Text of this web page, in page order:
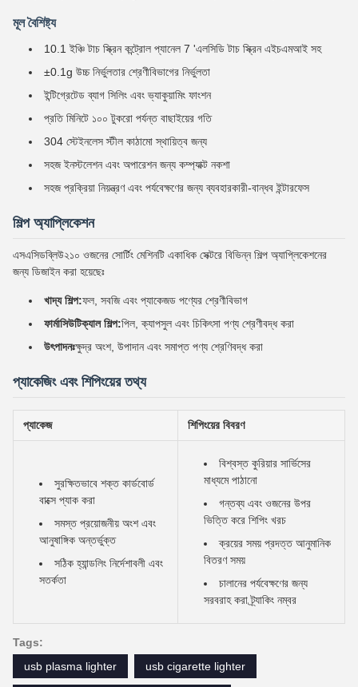
মূল বৈশিষ্ট্য
10.1 ইঞ্চি টাচ স্ক্রিন কন্ট্রোল প্যানেল 7 'এলসিডি টাচ স্ক্রিন এইচএমআই সহ
±0.1g উচ্চ নির্ভুলতার শ্রেণীবিভাগের নির্ভুলতা
ইন্টিগ্রেটেড ব্যাগ সিলিং এবং ভ্যাকুয়ামিং ফাংশন
প্রতি মিনিটে ১০০ টুকরো পর্যন্ত বাছাইয়ের গতি
304 স্টেইনলেস স্টীল কাঠামো স্থায়িত্ব জন্য
সহজ ইনস্টলেশন এবং অপারেশন জন্য কম্প্যাক্ট নকশা
সহজ প্রক্রিয়া নিয়ন্ত্রণ এবং পর্যবেক্ষণের জন্য ব্যবহারকারী-বান্ধব ইন্টারফেস
শিল্প অ্যাপ্লিকেশন
এসএসিডব্লিউ২১০ ওজনের সোর্টিং মেশিনটি একাধিক সেক্টরে বিভিন্ন শিল্প অ্যাপ্লিকেশনের
জন্য ডিজাইন করা হয়েছেঃ
খাদ্য শিল্প:ফল, সবজি এবং প্যাকেজড পণ্যের শ্রেণীবিভাগ
ফার্মাসিউটিক্যাল শিল্প:পিল, ক্যাপসুল এবং চিকিৎসা পণ্য শ্রেণীবদ্ধ করা
উৎপাদনঃক্ষুদ্র অংশ, উপাদান এবং সমাপ্ত পণ্য শ্রেণিবদ্ধ করা
প্যাকেজিং এবং শিপিংয়ের তথ্য
প্যাকেজ শিপিংয়ের বিবরণ
সুরক্ষিতভাবে শক্ত কার্ডবোর্ড
বাক্সে প্যাক করা
সমস্ত প্রয়োজনীয় অংশ এবং
আনুষাঙ্গিক অন্তর্ভুক্ত
সঠিক হ্যান্ডলিং নির্দেশাবলী এবং
সতর্কতা
বিশ্বস্ত কুরিয়ার সার্ভিসের
মাধ্যমে পাঠানো
গন্তব্য এবং ওজনের উপর
ভিত্তি করে শিপিং খরচ
ক্রয়ের সময় প্রদত্ত আনুমানিক
বিতরণ সময়
চালানের পর্যবেক্ষণের জন্য
সরবরাহ করা ট্র্যাকিং নম্বর
Tags:
usb plasma lighter
usb cigarette lighter